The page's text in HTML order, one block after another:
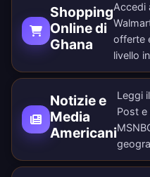
Shopping
Online di
Ghana
Accedi
offerte
livello
Notizie e
Media
Americani
Leggi
Post e